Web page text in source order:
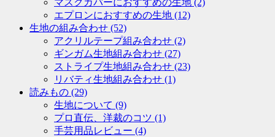
マスクカバーにおすすめの生地 (2)
エプロンにおすすめの生地 (12)
生地の組み合わせ (52)
アクリルテープ組み合わせ (2)
ギンガム生地組み合わせ (27)
ストライプ生地組み合わせ (23)
リバティ生地組み合わせ (1)
読みもの (29)
生地について (9)
プロ直伝、洋裁のコツ (1)
手芸用品レビュー (4)